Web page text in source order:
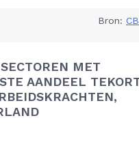
Bron:
MET
AANDEEL